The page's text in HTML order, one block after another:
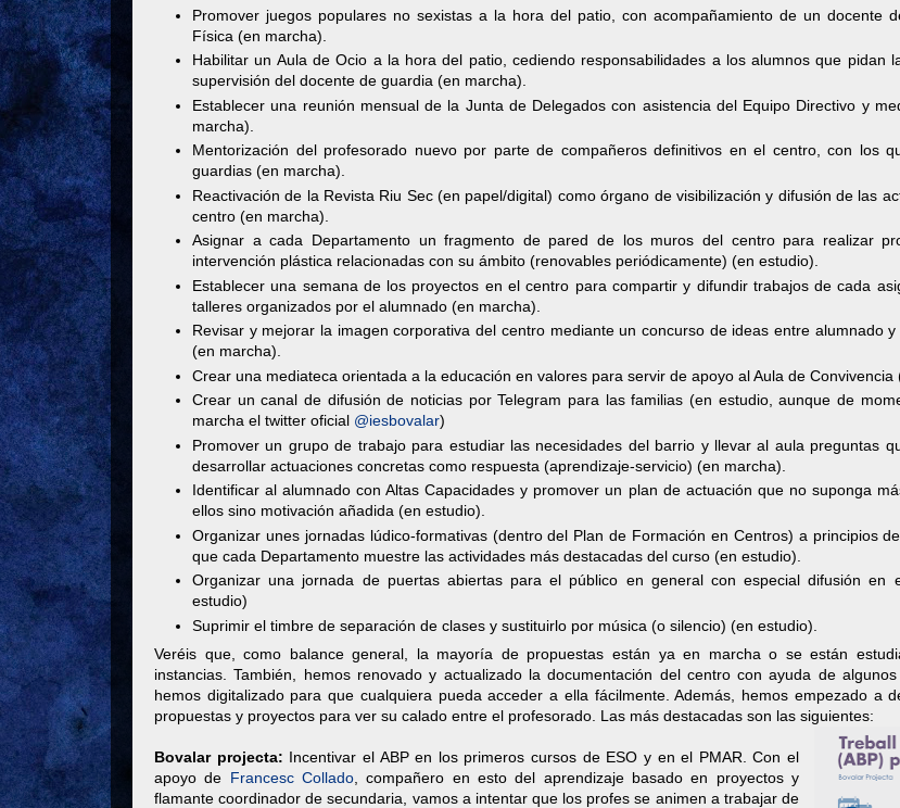
Promover juegos populares no sexistas a la hora del patio, con acompañamiento de un docente
Física (en marcha).
Habilitar un Aula de Ocio a la hora del patio, cediendo responsabilidades a los alumnos que pidan
supervisión del docente de guardia (en marcha).
Establecer una reunión mensual de la Junta de Delegados con asistencia del Equipo Directivo y
marcha).
Mentorización del profesorado nuevo por parte de compañeros definitivos en el centro, con los
guardias (en marcha).
Reactivación de la Revista Riu Sec (en papel/digital) como órgano de visibilización y difusión de las
centro (en marcha).
Asignar a cada Departamento un fragmento de pared de los muros del centro para realizar
intervención plástica relacionadas con su ámbito (renovables periódicamente) (en estudio).
Establecer una semana de los proyectos en el centro para compartir y difundir trabajos de cada
talleres organizados por el alumnado (en marcha).
Revisar y mejorar la imagen corporativa del centro mediante un concurso de ideas entre alumnado
(en marcha).
Crear una mediateca orientada a la educación en valores para servir de apoyo al Aula de Convivencia
Crear un canal de difusión de noticias por Telegram para las familias (en estudio, aunque de
marcha el twitter oficial @iesbovalar)
Promover un grupo de trabajo para estudiar las necesidades del barrio y llevar al aula preguntas
desarrollar actuaciones concretas como respuesta (aprendizaje-servicio) (en marcha).
Identificar al alumnado con Altas Capacidades y promover un plan de actuación que no suponga
ellos sino motivación añadida (en estudio).
Organizar unes jornadas lúdico-formativas (dentro del Plan de Formación en Centros) a principios
que cada Departamento muestre las actividades más destacadas del curso (en estudio).
Organizar una jornada de puertas abiertas para el público en general con especial difusión en
estudio)
Suprimir el timbre de separación de clases y sustituirlo por música (o silencio) (en estudio).
Veréis que, como balance general, la mayoría de propuestas están ya en marcha o se están
instancias. También, hemos renovado y actualizado la documentación del centro con ayuda de
hemos digitalizado para que cualquiera pueda acceder a ella fácilmente. Además, hemos empezado a
propuestas y proyectos para ver su calado entre el profesorado. Las más destacadas son las siguientes:
Bovalar projecta: Incentivar el ABP en los primeros cursos de ESO y en el PMAR. Con el
apoyo de Francesc Collado , compañero en esto del aprendizaje basado en proyectos y
flamante coordinador de secundaria, vamos a intentar que los profes se animen a trabajar de